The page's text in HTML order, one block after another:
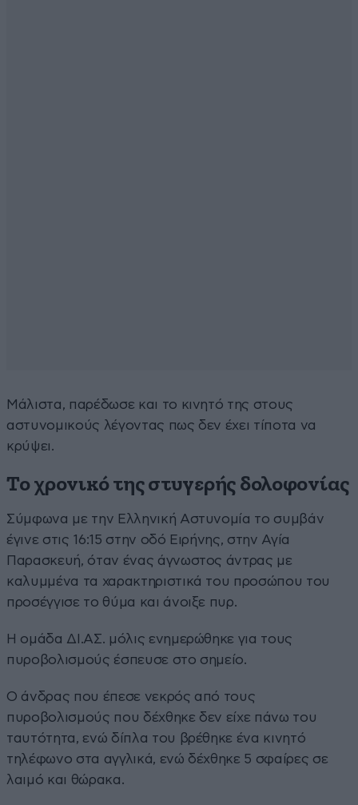
Μάλιστα, παρέδωσε και το κινητό της στους
αστυνομικούς λέγοντας πως δεν έχει τίποτα να
κρύψει.
Το χρονικό της στυγερής δολοφονίας
Σύμφωνα με την Ελληνική Αστυνομία το συμβάν
έγινε στις 16:15 στην οδό Ειρήνης, στην Αγία
Παρασκευή, όταν ένας άγνωστος άντρας με
καλυμμένα τα χαρακτηριστικά του προσώπου του
προσέγγισε το θύμα και άνοιξε πυρ.
Η ομάδα ΔΙ.ΑΣ. μόλις ενημερώθηκε για τους
πυροβολισμούς έσπευσε στο σημείο.
Ο άνδρας που έπεσε νεκρός από τους
πυροβολισμούς που δέχθηκε δεν είχε πάνω του
ταυτότητα, ενώ δίπλα του βρέθηκε ένα κινητό
τηλέφωνο στα αγγλικά, ενώ δέχθηκε 5 σφαίρες σε
λαιμό και θώρακα.